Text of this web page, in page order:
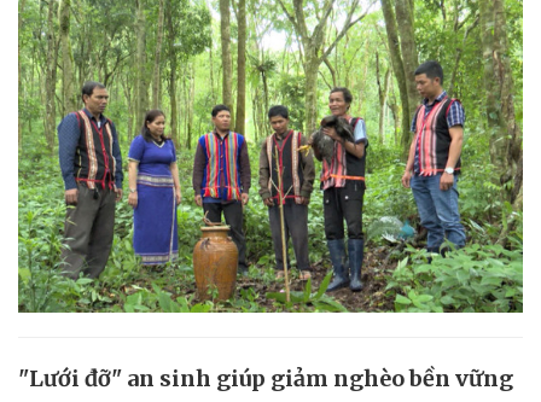
"Lưới đỡ" an sinh giúp giảm nghèo bền vững